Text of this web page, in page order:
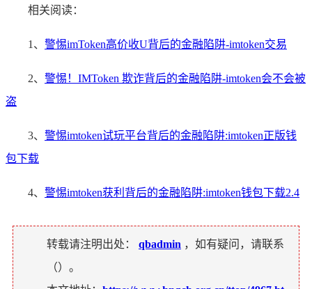
相关阅读：
1、 警惕imToken高价收U背后的金融陷阱-imtoken交易
2、 警惕！IMToken 欺诈背后的金融陷阱-imtoken会不会被
盗
3、 警惕imtoken试玩平台背后的金融陷阱:imtoken正版钱
包下载
4、 警惕imtoken获利背后的金融陷阱:imtoken钱包下载2.4
转载请注明出处： qbadmin ，如有疑问，请联系
（）。